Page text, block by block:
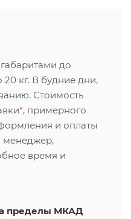
до
кг. В будние дни,
Стоимость
*, примерного
и оплаты
менеджер,
время и
пределы МКАД